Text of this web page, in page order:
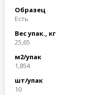
Образец
Есть
Вес упак., кг
25,65
м2/упак
1,854
шт/упак
10